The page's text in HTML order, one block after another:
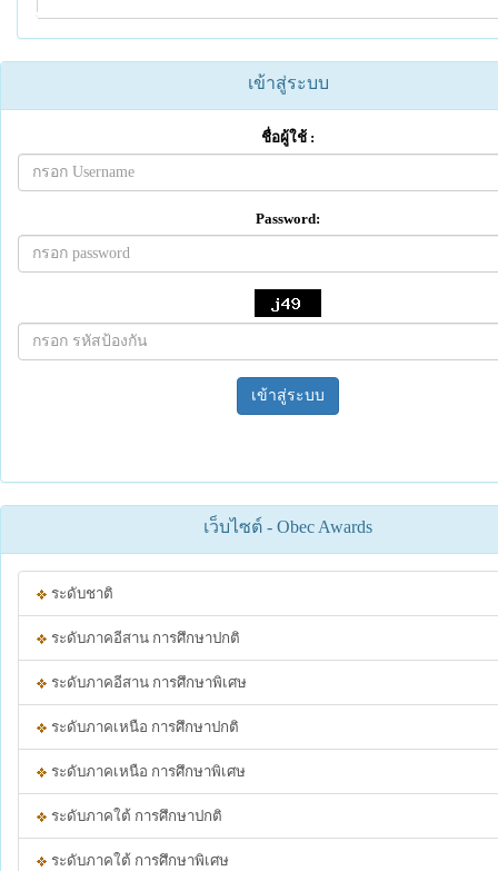
เข้าสู่ระบบ
ชื่อผู้ใช้ :
Password:
เข้าสู่ระบบ
เว็บไซต์ - Obec Awards
ระดับชาติ
ระดับภาคอีสาน การศึกษาปกติ
ระดับภาคอีสาน การศึกษาพิเศษ
ระดับภาคเหนือ การศึกษาปกติ
ระดับภาคเหนือ การศึกษาพิเศษ
ระดับภาคใต้ การศึกษาปกติ
ระดับภาคใต้ การศึกษาพิเศษ